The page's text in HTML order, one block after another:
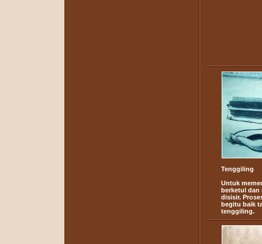
Tenggiling
Untuk
berketul dan
disisir.
begitu baik
tenggiling.